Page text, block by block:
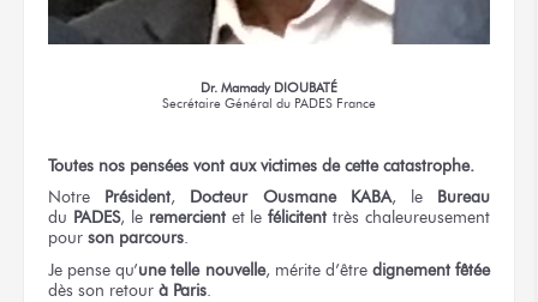
Dr. Mamady DIOUBATÉ
Secrétaire Général du PADES France
Toutes nos pensées vont aux victimes de cette catastrophe.
Notre Président, Docteur Ousmane KABA, le Bureau
du PADES, le remercient et lefélicitent très chaleureusement
pour son parcours.
Je pense qu’une telle nouvelle, mérite d’être dignement fêtée
dès son retour à Paris.